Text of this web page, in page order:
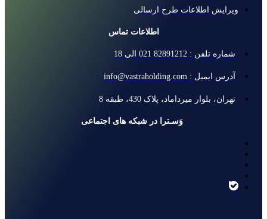
ویرایش اطلاعات طرح ارسالی
اطلاعات تماس
شماره تلفن : 82891212 021 الی 18
آدرس ایمیل : info@vastraholding.com
تهران، بلوار میرداماد، پلاک 430، طبقه 8
وَسـترا در شبکه های اجتماعی